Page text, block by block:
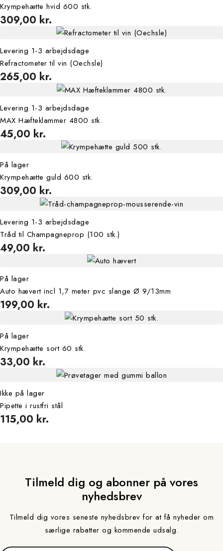
Krympehætte hvid 600 stk.
309,00 kr.
Levering 1-3 arbejdsdage
Refractometer til vin (Oechsle)
265,00 kr.
Levering 1-3 arbejdsdage
MAX Hæfteklammer 4800 stk.
45,00 kr.
På lager
Krympehætte guld 600 stk.
309,00 kr.
Levering 1-3 arbejdsdage
Tråd til Champagneprop (100 stk.)
49,00 kr.
På lager
Auto hævert incl 1,7 meter pvc slange Ø 9/13mm
199,00 kr.
På lager
Krympehætte sort 60 stk.
33,00 kr.
Ikke på lager
Pipette i rustfri stål
115,00 kr.
Tilmeld dig og abonner på vores
nyhedsbrev
Tilmeld dig vores seneste nyhedsbrev for at få nyheder om
særlige rabatter og kommende udsalg.